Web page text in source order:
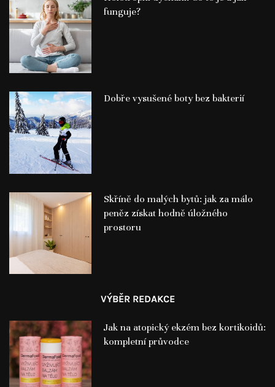
funguje?
Dobře vysušené boty bez bakterií
Skříně do malých bytů: jak za málo
peněz získat hodně úložného
prostoru
VÝBĚR REDAKCE
Jak na atopický ekzém bez kortikoidů:
kompletní průvodce